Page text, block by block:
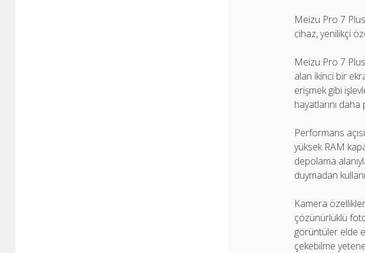
Meizu Pro 7
cihaz, yenilikçi
Meizu Pro 7
alan ikinci bir
erişmek gibi
hayatlarını
Performans
yüksek RAM
depolama
duymadan
Kamera
çözünürlüklü
görüntüler elde
çekebilme